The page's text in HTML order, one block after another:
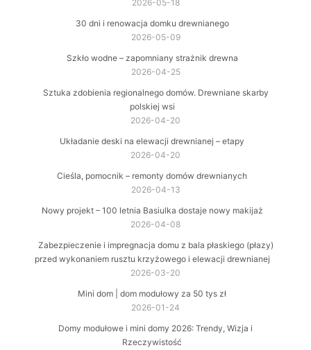
2026-05-18
30 dni i renowacja domku drewnianego
2026-05-09
Szkło wodne – zapomniany strażnik drewna
2026-04-25
Sztuka zdobienia regionalnego domów. Drewniane skarby
polskiej wsi
2026-04-20
Układanie deski na elewacji drewnianej – etapy
2026-04-20
Cieśla, pomocnik – remonty domów drewnianych
2026-04-13
Nowy projekt – 100 letnia Basiulka dostaje nowy makijaż
2026-04-08
Zabezpieczenie i impregnacja domu z bala płaskiego (płazy)
przed wykonaniem rusztu krzyżowego i elewacji drewnianej
2026-03-20
Mini dom | dom modułowy za 50 tys zł
2026-01-24
Domy modułowe i mini domy 2026: Trendy, Wizja i
Rzeczywistość